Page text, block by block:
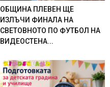
ОБЩИНА ПЛЕВЕН ЩЕ
ИЗЛЪЧИ ФИНАЛА НА
СВЕТОВНОТО ПО ФУТБОЛ НА
ВИДЕОСТЕНА...